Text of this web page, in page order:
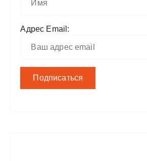
Адрес Email: